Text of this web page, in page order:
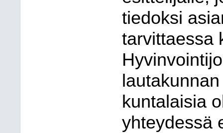
tiedoksi
tarvittaessa
kuntalaisia
yhteydessä